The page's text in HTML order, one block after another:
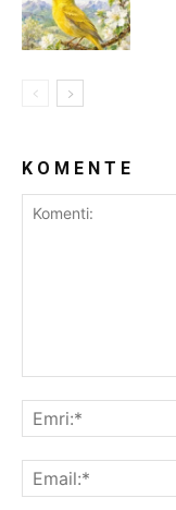
K O M E N T E